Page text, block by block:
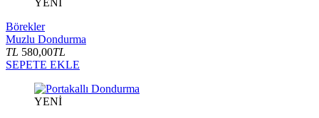
Börekler
Muzlu Dondurma
TL 580,00TL
SEPETE EKLE
YENİ